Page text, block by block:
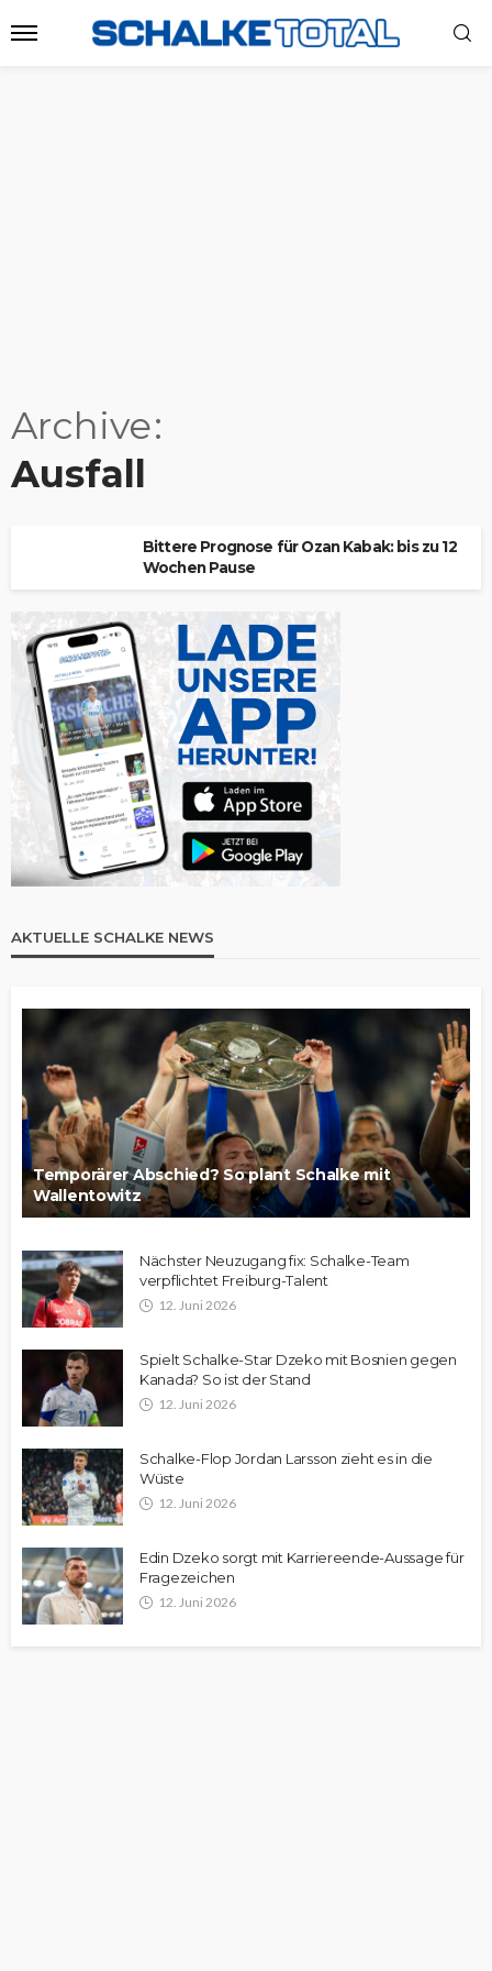
Archive
Ausfall
Bittere Prognose für Ozan Kabak: bis zu 12
Wochen Pause
AKTUELLE SCHALKE NEWS
Temporärer Abschied? So plant Schalke mit
Wallentowitz
Nächster Neuzugang fix: Schalke-Team
verpflichtet Freiburg-Talent
12. Juni 2026
Spielt Schalke-Star Dzeko mit Bosnien gegen
Kanada? So ist der Stand
12. Juni 2026
Schalke-Flop Jordan Larsson zieht es in die
Wüste
12. Juni 2026
Edin Dzeko sorgt mit Karriereende-Aussage für
Fragezeichen
12. Juni 2026